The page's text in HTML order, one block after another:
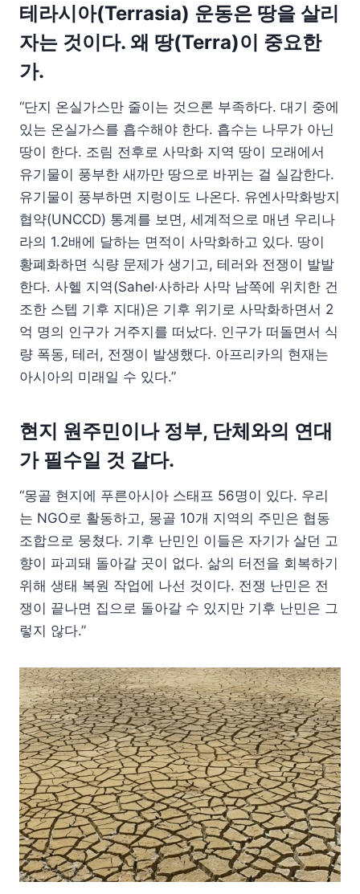
테라시아(Terrasia) 운동은 땅을 살리
자는 것이다. 왜 땅(Terra)이 중요한
가.
“단지 온실가스만 줄이는 것으론 부족하다. 대기 중에
있는 온실가스를 흡수해야 한다. 흡수는 나무가 아닌
땅이 한다. 조림 전후로 사막화 지역 땅이 모래에서
유기물이 풍부한 새까만 땅으로 바뀌는 걸 실감한다.
유기물이 풍부하면 지렁이도 나온다. 유엔사막화방지
협약(UNCCD) 통계를 보면, 세계적으로 매년 우리나
라의 1.2배에 달하는 면적이 사막화하고 있다. 땅이
황폐화하면 식량 문제가 생기고, 테러와 전쟁이 발발
한다. 사헬 지역(Sahel·사하라 사막 남쪽에 위치한 건
조한 스텝 기후 지대)은 기후 위기로 사막화하면서 2
억 명의 인구가 거주지를 떠났다. 인구가 떠돌면서 식
량 폭동, 테러, 전쟁이 발생했다. 아프리카의 현재는
아시아의 미래일 수 있다.”
현지 원주민이나 정부, 단체와의 연대
가 필수일 것 같다.
“몽골 현지에 푸른아시아 스태프 56명이 있다. 우리
는 NGO로 활동하고, 몽골 10개 지역의 주민은 협동
조합으로 뭉쳤다. 기후 난민인 이들은 자기가 살던 고
향이 파괴돼 돌아갈 곳이 없다. 삶의 터전을 회복하기
위해 생태 복원 작업에 나선 것이다. 전쟁 난민은 전
쟁이 끝나면 집으로 돌아갈 수 있지만 기후 난민은 그
렇지 않다.”